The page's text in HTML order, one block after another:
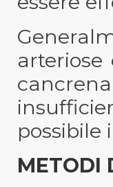
possibile
METODI